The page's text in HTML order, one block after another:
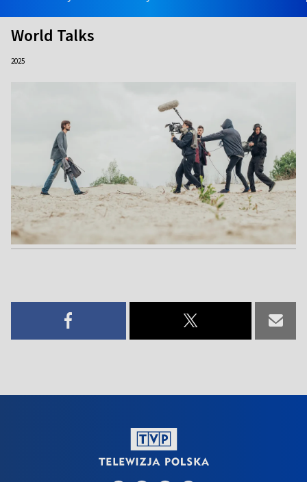
World Talks
2025